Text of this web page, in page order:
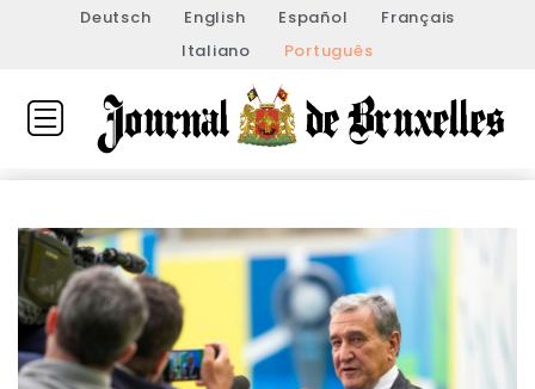
Deutsch English Español
Français
Italiano
Português